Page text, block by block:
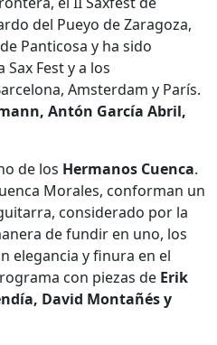
del Pueyo de Zaragoza,
Panticosa y ha sido
Fest y a los
Amsterdam y París.
Antón García Abril,
de los Hermanos Cuenca.
Morales, conforman un
considerado por la
de fundir en uno, los
elegancia y finura en el
con piezas de Erik
David Montañés y